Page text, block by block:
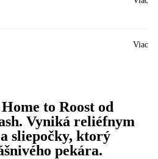
Viac
to Roost od
Vyniká reliéfnym
sliepočky, ktorý
pekára.